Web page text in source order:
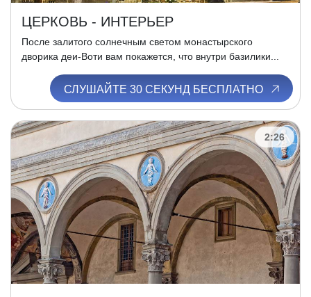
ЦЕРКОВЬ - ИНТЕРЬЕР
После залитого солнечным светом монастырского
дворика деи-Воти вам покажется, что внутри базилики...
СЛУШАЙТЕ 30 СЕКУНД БЕСПЛАТНО
2:26